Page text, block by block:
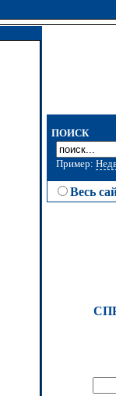
ПОИСК
Пример:
Весь